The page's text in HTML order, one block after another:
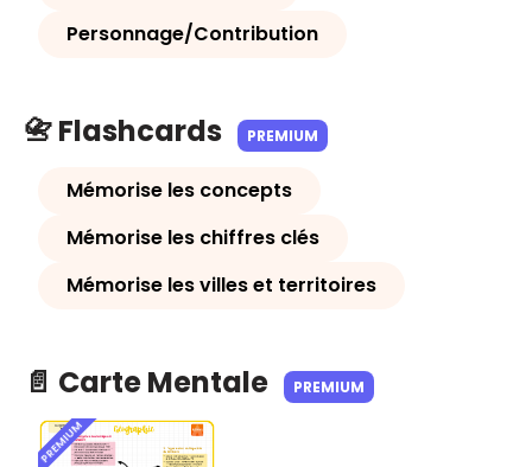
Personnage/Contribution
📇 Flashcards PREMIUM
Mémorise les concepts
Mémorise les chiffres clés
Mémorise les villes et territoires
📄 Carte Mentale PREMIUM
PREMIUM